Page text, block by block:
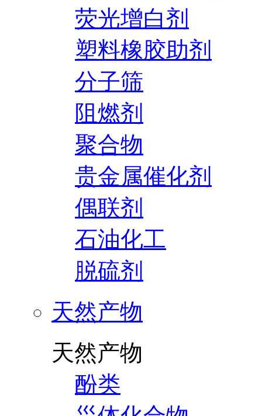
荧光增白剂
塑料橡胶助剂
分子筛
阻燃剂
聚合物
贵金属催化剂
偶联剂
石油化工
脱硫剂
天然产物
天然产物
酚类